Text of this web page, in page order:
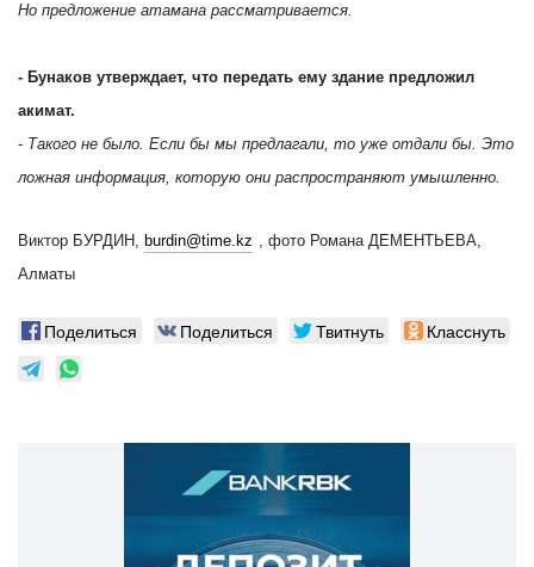
Но предложение атамана рассматривается.
- Бунаков утверждает, что передать ему здание предложил
акимат.
- Такого не было. Если бы мы предлагали, то уже отдали бы. Это
ложная информация, которую они распространяют умышленно.
Виктор БУРДИН, burdin@time.kz , фото Романа ДЕМЕНТЬЕВА,
Алматы
Поделиться Поделиться Твитнуть Класснуть